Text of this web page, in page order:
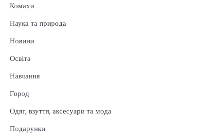
Комахи
Наука та природа
Новини
Освіта
Навчання
Город
Одяг, взуття, аксесуари та мода
Подарунки